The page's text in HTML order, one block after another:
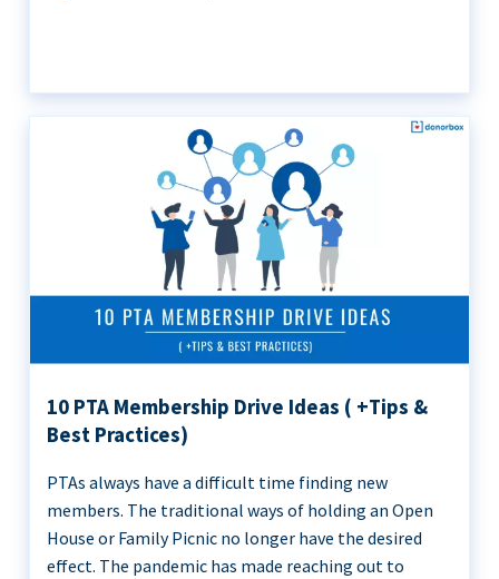
10 PTA Membership Drive Ideas ( +Tips &
Best Practices)
PTAs always have a difficult time finding new
members. The traditional ways of holding an Open
House or Family Picnic no longer have the desired
effect. The pandemic has made reaching out to